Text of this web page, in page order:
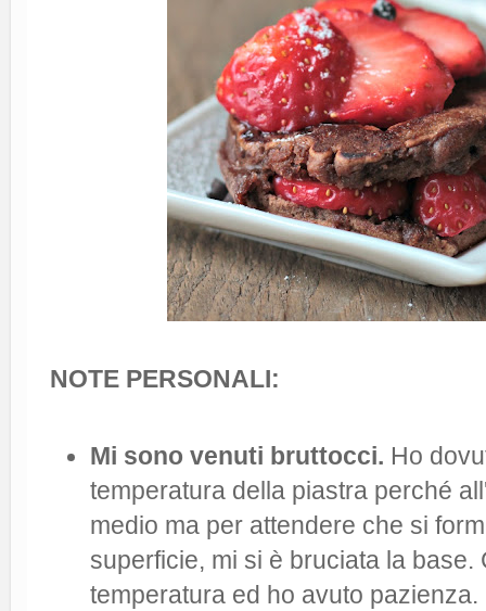
NOTE PERSONALI:
Mi sono venuti bruttocci. Ho
temperatura della piastra perché
medio ma per attendere che si
superficie, mi si è bruciata la
temperatura ed ho avuto